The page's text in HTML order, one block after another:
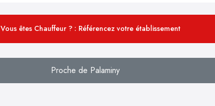
Vous êtes Chauffeur ? : Référencez votre établissement
Proche de Palaminy